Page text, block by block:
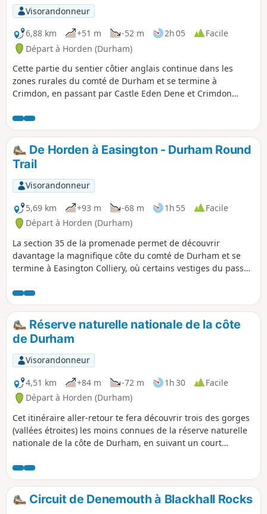
Visorandonneur
6,88 km
+51 m -52 m 2h 05
Facile
Départ à Horden (Durham)
Cette partie du sentier côtier anglais continue dans les
zones rurales du comté de Durham et se termine à
Crimdon, en passant par Castle Eden Dene et Crimdon
pourras explorer des réserves naturelles et des formations
rocheuses, ainsi que de longues plages de sable et des
dunes. Cette partie comporte quelques pentes raides et des
marches et n'est donc pas accessible.
De Horden à Easington - Durham Round
Trail
Visorandonneur
5,69 km
+93 m -68 m 1h 55
Facile
Départ à Horden (Durham)
La section 35 de la promenade permet de découvrir
davantage la magnifique côte du comté de Durham et se
termine à Easington Colliery, où certains vestiges du passé
détour, mais elle était autrefois le site de décharge des
déchets de la mine. Une cage d'extraction est visible dans la
réserve naturelle et l'ancien bureau de paiement est
aujourd'hui un café.
Réserve naturelle nationale de la côte
de Durham
Visorandonneur
4,51 km
+84 m -72 m 1h 30
Facile
Départ à Horden (Durham)
Cet itinéraire aller-retour te fera découvrir trois des gorges
(vallées étroites) les moins connues de la réserve naturelle
nationale de la côte de Durham, en suivant un court
Path qui offre une vue imprenable sur la côte.
Circuit de Denemouth à Blackhall Rocks